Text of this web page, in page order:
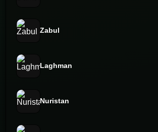
Zabul
Laghman
Nuristan